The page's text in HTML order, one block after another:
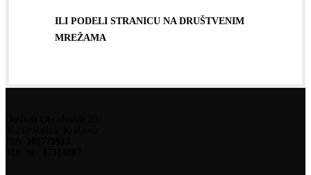
ILI PODELI STRANICU NA DRUŠTVENIM
MREŽAMA